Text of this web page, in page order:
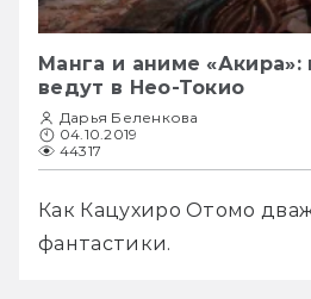
Манга и аниме «Акира»:
ведут в Нео-Токио
Дарья Беленкова
04.10.2019
44317
Как Кацухиро Отомо
фантастики.